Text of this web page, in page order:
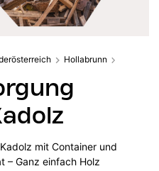
Hollabrunn
mit Container und
– Ganz einfach Holz